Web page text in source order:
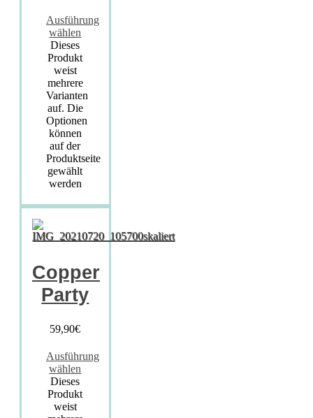
Ausführung
wählen
Dieses
Produkt
weist
mehrere
Varianten
auf. Die
Optionen
können
auf der
Produktseite
gewählt
werden
Copper
Party
59,90€
Ausführung
wählen
Dieses
Produkt
weist